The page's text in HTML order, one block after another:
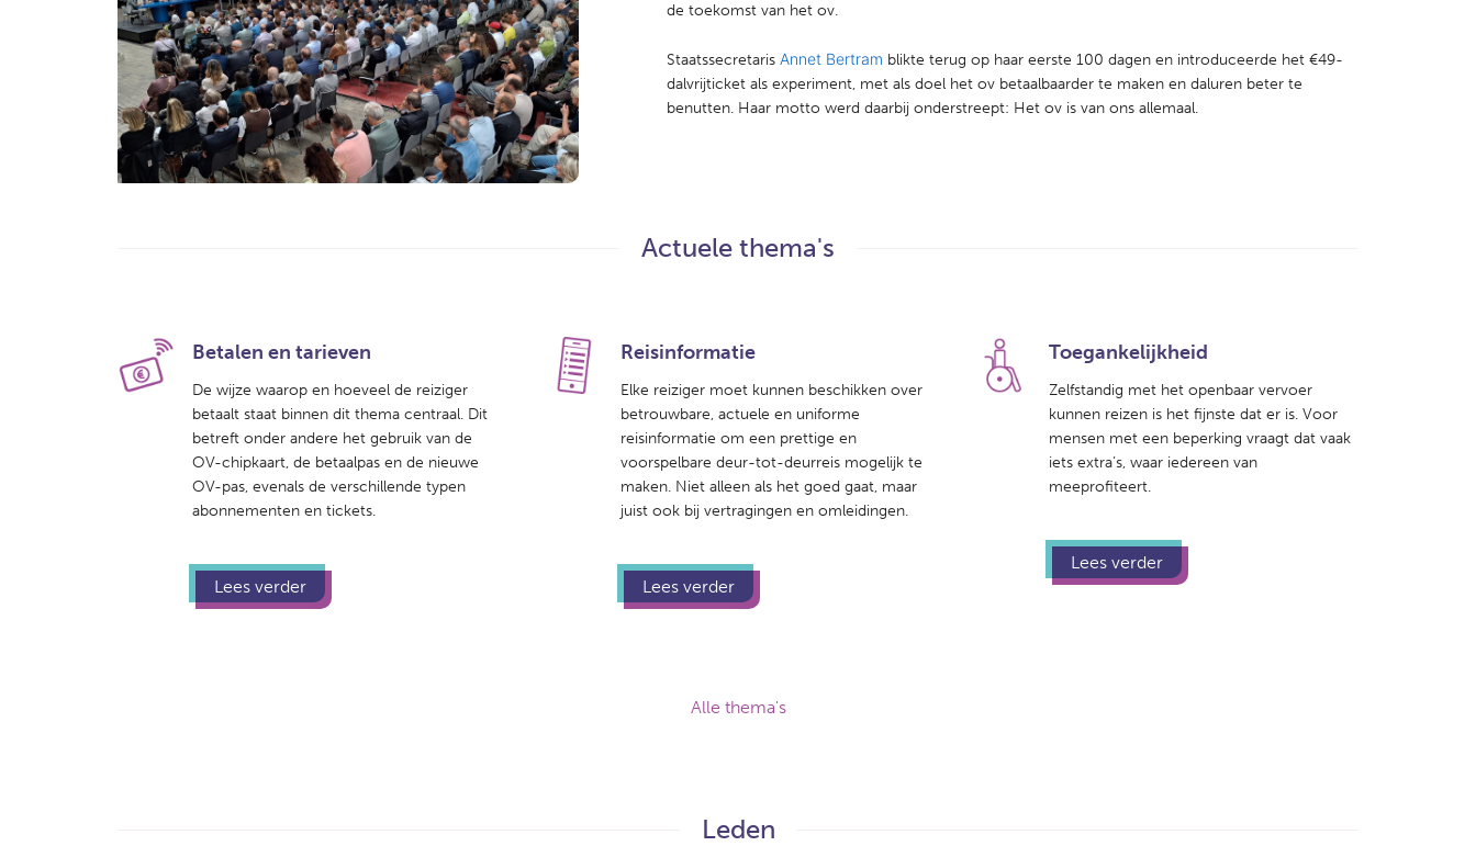
de toekomst van het ov.
Staatssecretaris Annet Bertram blikte terug op haar eerste 100 dagen en introduceerde het €49-
dalvrijticket als experiment, met als doel het ov betaalbaarder te maken en daluren beter te
benutten. Haar motto werd daarbij onderstreept: Het ov is van ons allemaal.
Actuele thema's
Betalen en tarieven
De wijze waarop en hoeveel de reiziger
betaalt staat binnen dit thema centraal. Dit
betreft onder andere het gebruik van de
OV-chipkaart, de betaalpas en de nieuwe
OV-pas, evenals de verschillende typen
abonnementen en tickets.
Lees verder
Reisinformatie
Elke reiziger moet kunnen beschikken over
betrouwbare, actuele en uniforme
reisinformatie om een prettige en
voorspelbare deur-tot-deurreis mogelijk te
maken. Niet alleen als het goed gaat, maar
juist ook bij vertragingen en omleidingen.
Lees verder
Toegankelijkheid
Zelfstandig met het openbaar vervoer
kunnen reizen is het fijnste dat er is. Voor
mensen met een beperking vraagt dat vaak
iets extra’s, waar iedereen van
meeprofiteert.
Lees verder
Alle thema's
Leden